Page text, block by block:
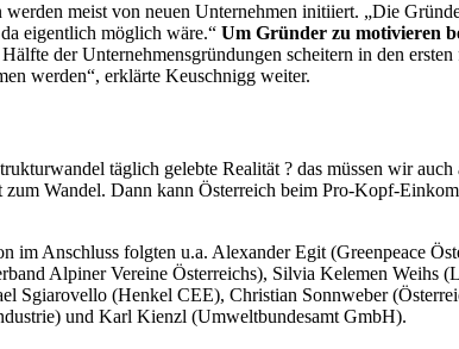
meist von neuen Unternehmen initiiert. „Die
eigentlich möglich wäre.“ Um Gründer zu motivieren
der Unternehmensgründungen scheitern in den
werden“, erklärte Keuschnigg weiter.
täglich gelebte Realität ? das müssen wir
Wandel. Dann kann Österreich beim Pro-Kopf-
im Anschluss folgten u.a. Alexander Egit (Greenpeace
Alpiner Vereine Österreichs), Silvia Kelemen
Sgiarovello (Henkel CEE), Christian Sonnweber
und Karl Kienzl (Umweltbundesamt GmbH).